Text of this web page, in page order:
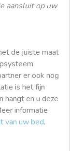
aansluit op uw
de juiste maat
er ook nog
is het fijn
hangt en u deze
informatie
van uw bed.